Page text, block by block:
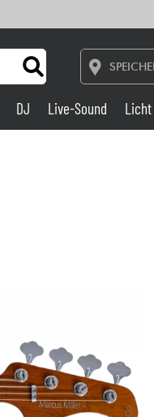
DJ Live-Sound Licht